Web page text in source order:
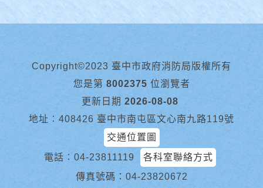
Copyright©2023 臺中市政府消防局版權所有
您是第 8002375 位瀏覽者
更新日期 2026-08-08
地址︰408426 臺中市南屯區文心南九路119號
交通位置圖
電話︰ 04-23811119
各科室聯絡方式
傳真號碼：04-23820672